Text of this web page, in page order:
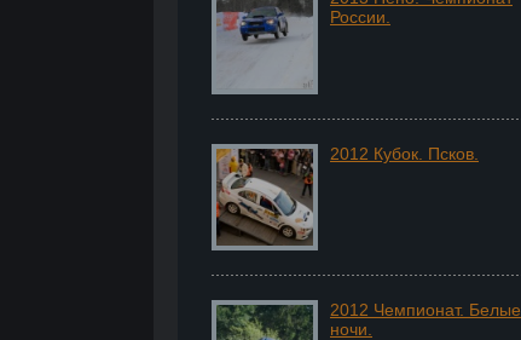
России.
2012 Кубок. Псков.
2012 Чемпионат. Белые
ночи.